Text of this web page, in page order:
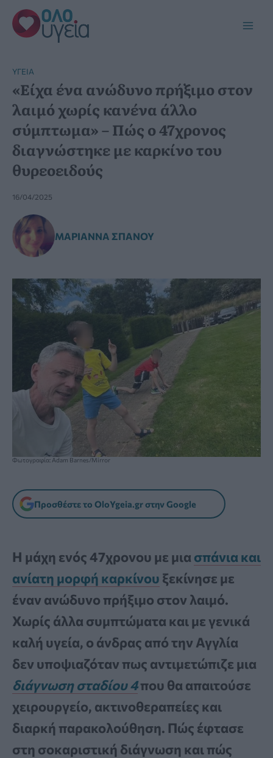
Μετάβαση
στο
περιεχόμενο
YΓΕΊΑ
«Είχα ένα ανώδυνο πρήξιμο στον
λαιμό χωρίς κανένα άλλο
σύμπτωμα» – Πώς ο 47χρονος
διαγνώστηκε με καρκίνο του
θυρεοειδούς
16/04/2025
ΜΑΡΙΆΝΝΑ ΣΠΑΝΟΎ
Φωτογραφία: Adam Barnes/Mirror
Προσθέστε το OloYgeia.gr στην Google
Η μάχη ενός 47χρονου με μια σπάνια και
ανίατη μορφή καρκίνου ξεκίνησε με
έναν ανώδυνο πρήξιμο στον λαιμό.
Χωρίς άλλα συμπτώματα και με γενικά
καλή υγεία, ο άνδρας από την Αγγλία
δεν υποψιαζόταν πως αντιμετώπιζε μια
διάγνωση σταδίου 4που θα απαιτούσε
χειρουργείο, ακτινοθεραπείες και
διαρκή παρακολούθηση. Πώς έφτασε
στη σοκαριστική διάγνωση και πώς